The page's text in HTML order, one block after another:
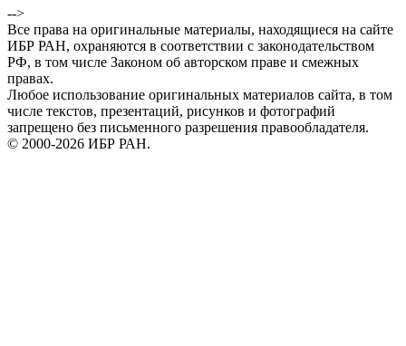
-->
Все права на оригинальные материалы, находящиеся на сайте
ИБР РАН, охраняются в соответствии с законодательством
РФ, в том числе Законом об авторском праве и смежных
правах.
Любое использование оригинальных материалов сайта, в том
числе текстов, презентаций, рисунков и фотографий
запрещено без письменного разрешения правообладателя.
© 2000-2026 ИБР РАН.